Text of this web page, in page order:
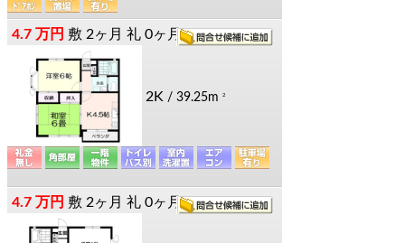
4.7 万円 敷 2ヶ月 礼 0ヶ月
2K / 39.25m 2
4.7 万円 敷 2ヶ月 礼 0ヶ月